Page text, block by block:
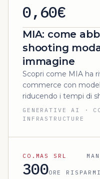
0,60€
MIA: come
shooting
immagine
Scopri come MIA ha
commerce con
riducendo i tempi di
minuti.
GENERATIVE AI ·
INFRASTRUCTURE
CO.MAS SRL
300ORE